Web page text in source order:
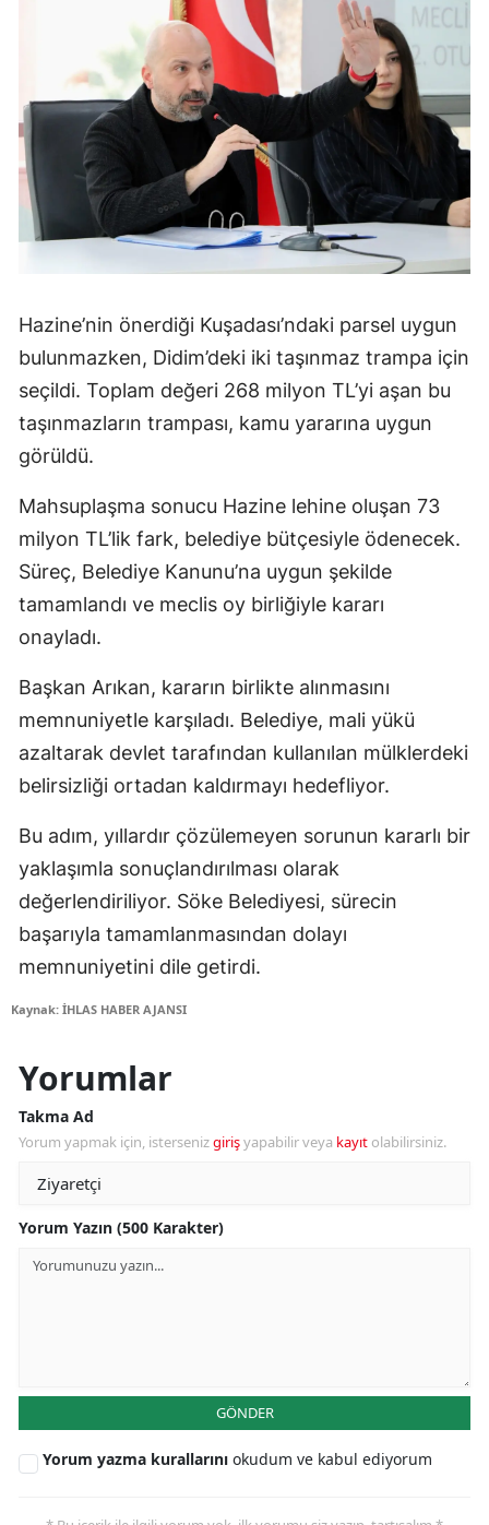
Hazine’nin önerdiği Kuşadası’ndaki parsel uygun
bulunmazken, Didim’deki iki taşınmaz trampa için
seçildi. Toplam değeri 268 milyon TL’yi aşan bu
taşınmazların trampası, kamu yararına uygun
görüldü.
Mahsuplaşma sonucu Hazine lehine oluşan 73
milyon TL’lik fark, belediye bütçesiyle ödenecek.
Süreç, Belediye Kanunu’na uygun şekilde
tamamlandı ve meclis oy birliğiyle kararı
onayladı.
Başkan Arıkan, kararın birlikte alınmasını
memnuniyetle karşıladı. Belediye, mali yükü
azaltarak devlet tarafından kullanılan mülklerdeki
belirsizliği ortadan kaldırmayı hedefliyor.
Bu adım, yıllardır çözülemeyen sorunun kararlı bir
yaklaşımla sonuçlandırılması olarak
değerlendiriliyor. Söke Belediyesi, sürecin
başarıyla tamamlanmasından dolayı
memnuniyetini dile getirdi.
Kaynak: İHLAS HABER AJANSI
Yorumlar
Takma Ad
Yorum yapmak için, istersenizgirişyapabilir veya kayıt olabilirsiniz.
Yorum Yazın (500 Karakter)
GÖNDER
Yorum yazma kurallarını okudum ve kabul ediyorum